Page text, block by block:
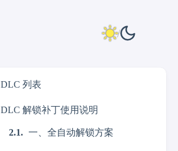
DLC 列表
DLC 解锁补丁使用说明
一、全自动解锁方案